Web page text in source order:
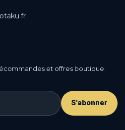
et offres boutique.
S'abonner